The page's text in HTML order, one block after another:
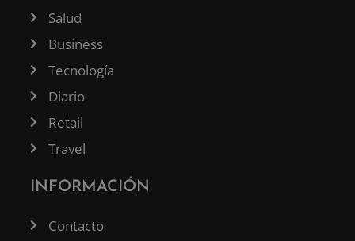
Salud
Business
Tecnología
Diario
Retail
Travel
INFORMACIÓN
Contacto